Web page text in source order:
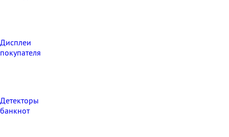
Дисплеи
покупателя
Детекторы
банкнот